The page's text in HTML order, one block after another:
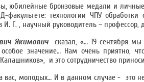
юбилейные бронзовые медали и
технологии ЧПУ обработки
И. Г. , научный руководитель –
Якимович сказал, «… 19 сентября мы
значение… Нам очень приятно,
и это сотрудничество
молодых… И в данном случае - это не